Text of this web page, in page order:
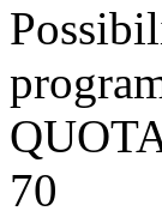
70